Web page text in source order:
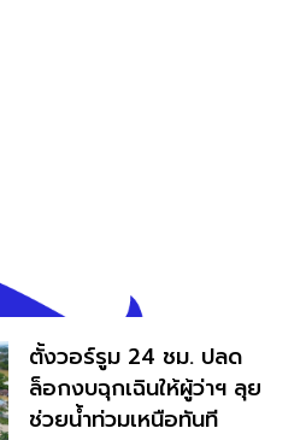
ตั้งวอร์รูม 24 ชม. ปลด
ล็อกงบฉุกเฉินให้ผู้ว่าฯ ลุย
ช่วยน้ำท่วมเหนือทันที